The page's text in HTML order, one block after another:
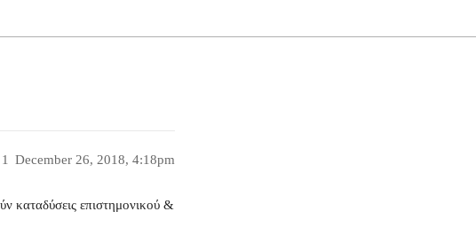
December 26, 2018, 4:18pm
1
καταδύσεις επιστημονικού &